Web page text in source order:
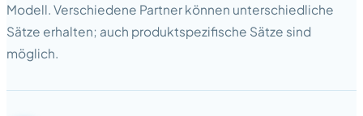
Modell. Verschiedene Partner können unterschiedliche
Sätze erhalten; auch produktspezifische Sätze sind
möglich.